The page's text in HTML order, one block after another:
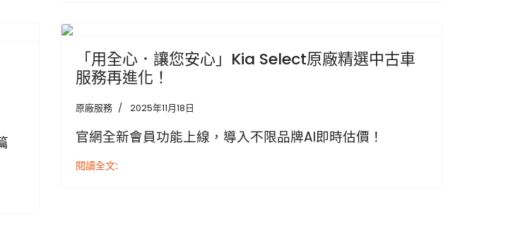
「用全心．讓您安心」Kia Select原廠精選中古車
服務再進化！
原廠服務 2025年11月18日
官網全新會員功能上線，導入不限品牌AI即時估價！
閱讀全文: